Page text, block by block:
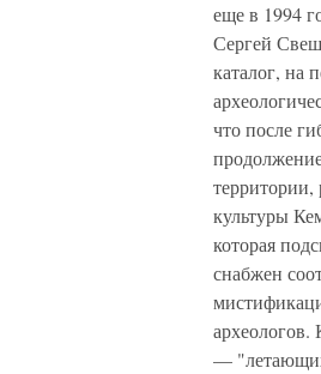
еще в 1994
Сергей
каталог, на
что после
культуры
которая
снабжен
археологов.
—